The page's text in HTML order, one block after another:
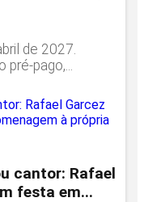
de 2027.
pré-pago,...
cantor: Rafael
festa em...